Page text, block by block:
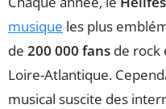
musique les plus
de 200 000 fans de rock
Loire-Atlantique.
musical suscite des